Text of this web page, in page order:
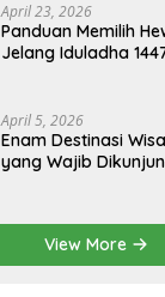
April 23, 2026
Panduan Memilih
Jelang Iduladha
April 5, 2026
Enam Destinasi
yang Wajib
View More